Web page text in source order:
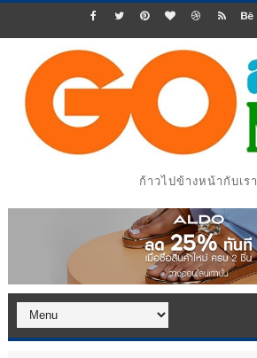
ก้าวไปข้างหน้ากับเรา